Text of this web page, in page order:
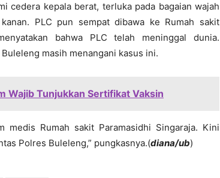
cedera kepala berat, terluka pada bagaian wajah
PLC pun sempat dibawa ke Rumah sakit
bahwa PLC telah meninggal dunia.
masih menangani kasus ini.
Wajib Tunjukkan Sertifikat Vaksin
medis Rumah sakit Paramasidhi Singaraja. Kini
Polres Buleleng,” pungkasnya.(diana/ub)